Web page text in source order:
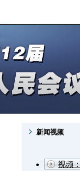
新闻视频
视频